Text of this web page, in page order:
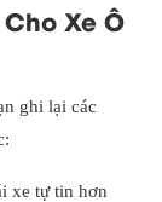
Xe Ô
ghi lại các
xe tự tin hơn